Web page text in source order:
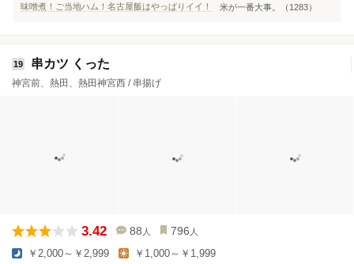
味噌煮！ご当地ハム！名古屋飯はやっぱりイイ！ 米が一番大事。（1283）
19 串カツ くった
神宮前、熱田、熱田神宮西 / 串揚げ
3.42 88 人 796 人
￥2,000～￥2,999 ￥1,000～￥1,999